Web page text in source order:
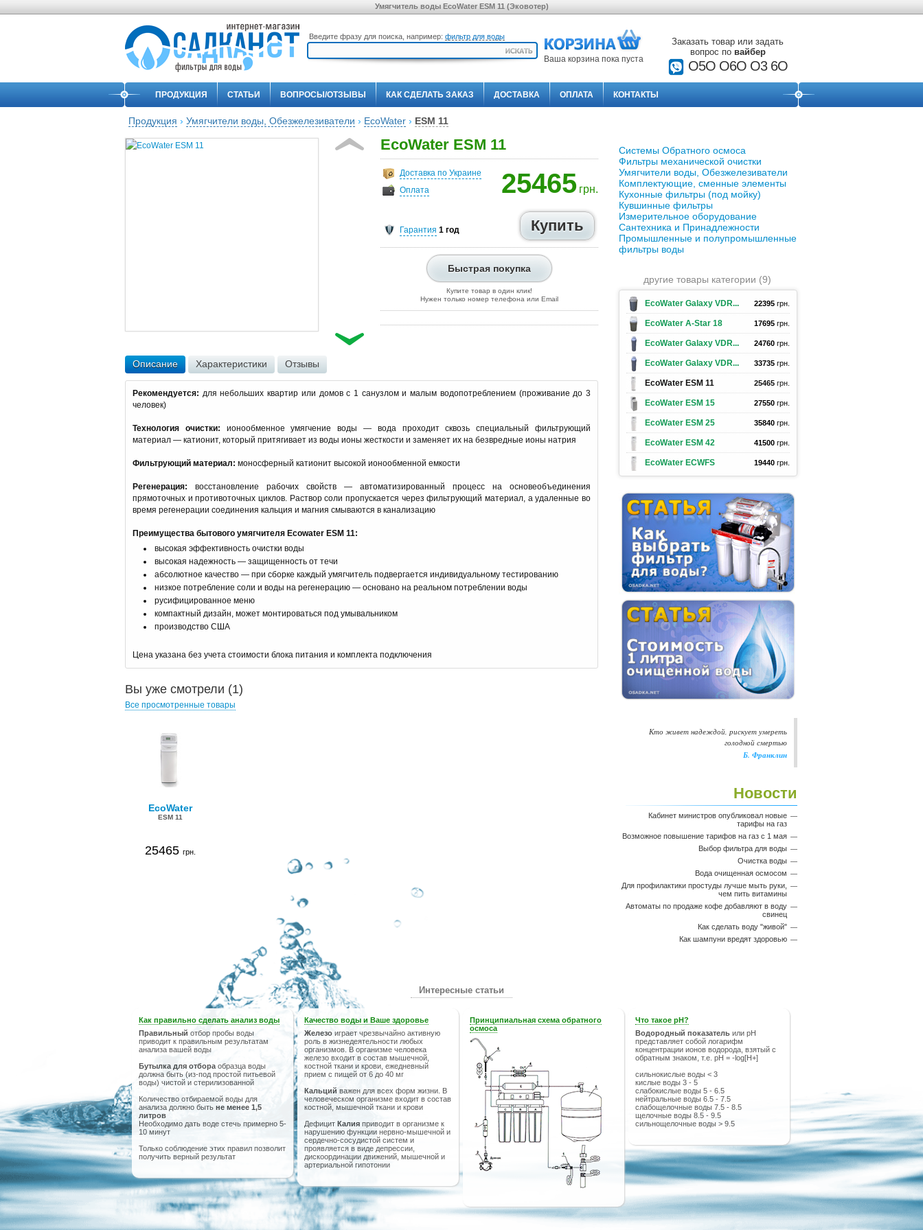
Умягчитель воды EcoWater ESM 11 (Эковотер)
Введите фразу для поиска, например: фильтр для воды
Ваша корзина пока пуста
Заказать товар или задать
вопрос по вайбер
О5О O6O O3 6O
ПРОДУКЦИЯ СТАТЬИ ВОПРОСЫ/ОТЗЫВЫ КАК СДЕЛАТЬ ЗАКАЗ ДОСТАВКА ОПЛАТА КОНТАКТЫ
Продукция › Умягчители воды, Обезжелезиватели › EcoWater › ESM 11
EcoWater ESM 11
Доставка по Украине
Оплата
Гарантия 1 год
25465 грн.
Быстрая покупка
Купите товар в один клик!
Нужен только номер телефона или Email
Описание Характеристики Отзывы
Рекомендуется: для небольших квартир или домов с 1 санузлом и малым водопотреблением (проживание до 3
человек)
Технология очистки: ионообменное умягчение воды — вода проходит сквозь специальный фильтрующий
материал — катионит, который притягивает из воды ионы жесткости и заменяет их на безвредные ионы натрия
Фильтрующий материал: моносферный катионит высокой ионообменной емкости
Регенерация: восстановление рабочих свойств — автоматизированный процесс на основеобъединения
прямоточных и противоточных циклов. Раствор соли пропускается через фильтрующий материал, а удаленные во
время регенерации соединения кальция и магния смываются в канализацию
Преимущества бытового умягчителя Ecowater ESM 11:
высокая эффективность очистки воды
высокая надежность — защищенность от течи
абсолютное качество — при сборке каждый умягчитель подвергается индивидуальному тестированию
низкое потребление соли и воды на регенерацию — основано на реальном потреблении воды
русифицированное меню
компактный дизайн, может монтироваться под умывальником
производство США
Цена указана без учета стоимости блока питания и комплекта подключения
Вы уже смотрели (1)
Все просмотренные товары
EcoWater
ESM 11
25465 грн.
Системы Обратного осмоса
Фильтры механической очистки
Умягчители воды, Обезжелезиватели
Комплектующие, сменные элементы
Кухонные фильтры (под мойку)
Кувшинные фильтры
Измерительное оборудование
Сантехника и Принадлежности
Промышленные и полупромышленные
фильтры воды
другие товары категории (9)
EcoWater Galaxy VDR... 22395 грн.
EcoWater A-Star 18 17695 грн.
EcoWater Galaxy VDR... 24760 грн.
EcoWater Galaxy VDR... 33735 грн.
EcoWater ESM 11 25465 грн.
EcoWater ESM 15 27550 грн.
EcoWater ESM 25 35840 грн.
EcoWater ESM 42 41500 грн.
EcoWater ECWFS 19440 грн.
Кто живет надеждой, рискует умереть
голодной смертью
Б. Франклин
Новости
Кабинет министров опубликовал новые
тарифы на газ
Возможное повышение тарифов на газ с 1 мая
Выбор фильтра для воды
Очистка воды
Вода очищенная осмосом
Для профилактики простуды лучше мыть руки,
чем пить витамины
Автоматы по продаже кофе добавляют в воду
свинец
Как сделать воду "живой"
Как шампуни вредят здоровью
Интересные статьи
Как правильно сделать анализ воды
Правильный отбор пробы воды
приводит к правильным результатам
анализа вашей воды
Бутылка для отбора образца воды
должна быть (из-под простой питьевой
воды) чистой и стерилизованной
Количество отбираемой воды для
анализа должно быть не менее 1,5
литров
Необходимо дать воде стечь примерно 5-
10 минут
Только соблюдение этих правил позволит
получить верный результат
Качество воды и Ваше здоровье
Железо играет чрезвычайно активную
роль в жизнедеятельности любых
организмов. В организме человека
железо входит в состав мышечной,
костной ткани и крови, ежедневный
прием с пищей от 6 до 40 мг
Кальций важен для всех форм жизни. В
человеческом организме входит в состав
костной, мышечной ткани и крови
Дефицит Калия приводит в организме к
нарушению функции нервно-мышечной и
сердечно-сосудистой систем и
проявляется в виде депрессии,
дискоординации движений, мышечной и
артериальной гипотонии
Принципиальная схема обратного
осмоса
Что такое рН?
Водородный показатель или рН
представляет собой логарифм
концентрации ионов водорода, взятый с
обратным знаком, т.е. pH = -log[H+]
сильнокислые воды < 3
кислые воды 3 - 5
слабокислые воды 5 - 6.5
нейтральные воды 6.5 - 7.5
слабощелочные воды 7.5 - 8.5
щелочные воды 8.5 - 9.5
сильнощелочные воды > 9.5